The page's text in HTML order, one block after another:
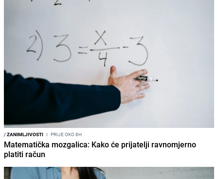
/ZANIMLJIVOSTI I PRIJE OKO 8H
Matematička mozgalica: Kako će prijatelji ravnomjerno
platiti račun